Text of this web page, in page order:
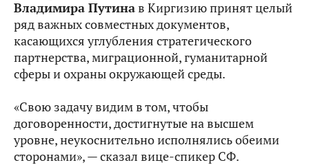
Владимира Путинав Киргизию принят целый
ряд важных совместных документов,
касающихся углубления стратегического
партнерства, миграционной, гуманитарной
сферы и охраны окружающей среды.
«Свою задачу видим в том, чтобы
договоренности, достигнутые на высшем
уровне, неукоснительно исполнялись обеими
сторонами», — сказал вице-спикер СФ.